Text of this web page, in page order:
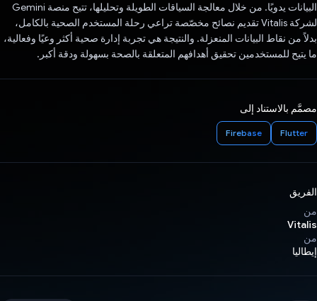
البيانات يدويًا. من خلال معالجة السياقات الطويلة وتحليلها، تتيح منصة Gemini
لشركة Vitalis تقديم نصائح مخصّصة تراعي رحلة المستخدم الصحية بالكامل،
بدلاً من نقاط البيانات المنعزلة. والنتيجة هي تجربة إدارة صحية أكثر وعيًا وفعالية،
ما يتيح للمستخدمين تحقيق أهدافهم المتعلقة بالصحة بسهولة ودقة أكبر.
مصمَّم بالاستناد إلى
Flutter
Firebase
الفريق
من
Vitalis
من
إيطاليا